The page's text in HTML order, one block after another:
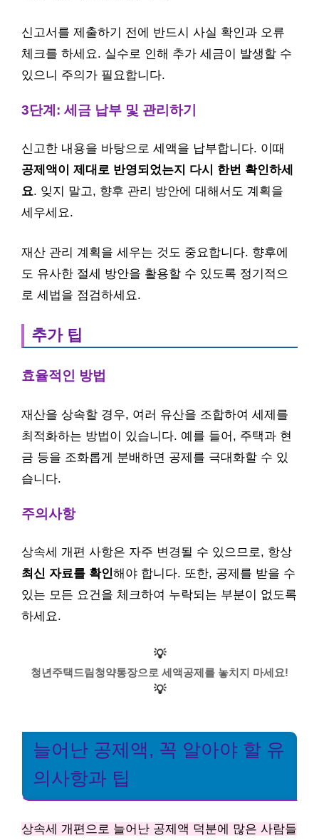
신고서를 제출하기 전에 반드시 사실 확인과 오류
체크를 하세요. 실수로 인해 추가 세금이 발생할 수
있으니 주의가 필요합니다.
3단계: 세금 납부 및 관리하기
신고한 내용을 바탕으로 세액을 납부합니다. 이때
공제액이 제대로 반영되었는지 다시 한번 확인하세
요. 잊지 말고, 향후 관리 방안에 대해서도 계획을
세우세요.
재산 관리 계획을 세우는 것도 중요합니다. 향후에
도 유사한 절세 방안을 활용할 수 있도록 정기적으
로 세법을 점검하세요.
추가 팁
효율적인 방법
재산을 상속할 경우, 여러 유산을 조합하여 세제를
최적화하는 방법이 있습니다. 예를 들어, 주택과 현
금 등을 조화롭게 분배하면 공제를 극대화할 수 있
습니다.
주의사항
상속세 개편 사항은 자주 변경될 수 있으므로, 항상
최신 자료를 확인해야 합니다. 또한, 공제를 받을 수
있는 모든 요건을 체크하여 누락되는 부분이 없도록
하세요.
💡
청년주택드림청약통장으로 세액공제를 놓치지 마세요!
💡
늘어난 공제액, 꼭 알아야 할 유
의사항과 팁
상속세 개편으로 늘어난 공제액 덕분에 많은 사람들